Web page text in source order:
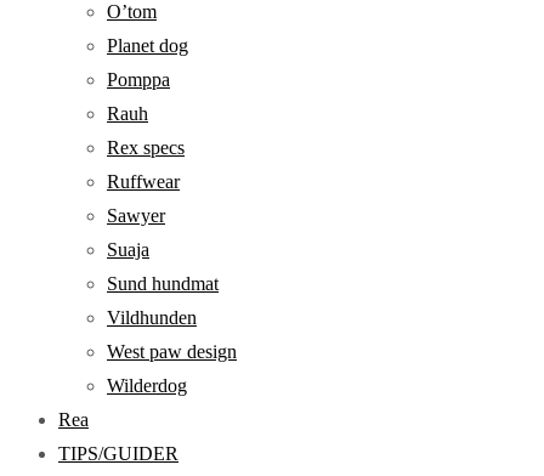
O’tom
Planet dog
Pomppa
Rauh
Rex specs
Ruffwear
Sawyer
Suaja
Sund hundmat
Vildhunden
West paw design
Wilderdog
Rea
TIPS/GUIDER